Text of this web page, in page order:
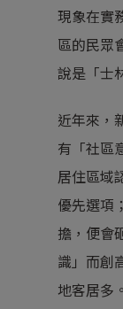
現象在實
區的民眾
說是「士
近年來，
有「社區
居住區域
優先選項
擔，便會
識」而創
地客居多。